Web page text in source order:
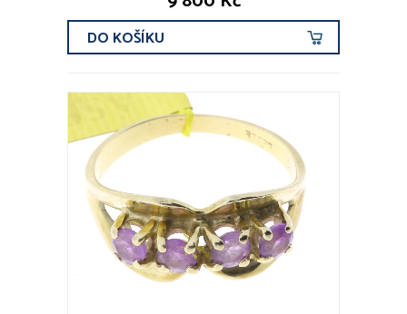
DO KOŠÍKU